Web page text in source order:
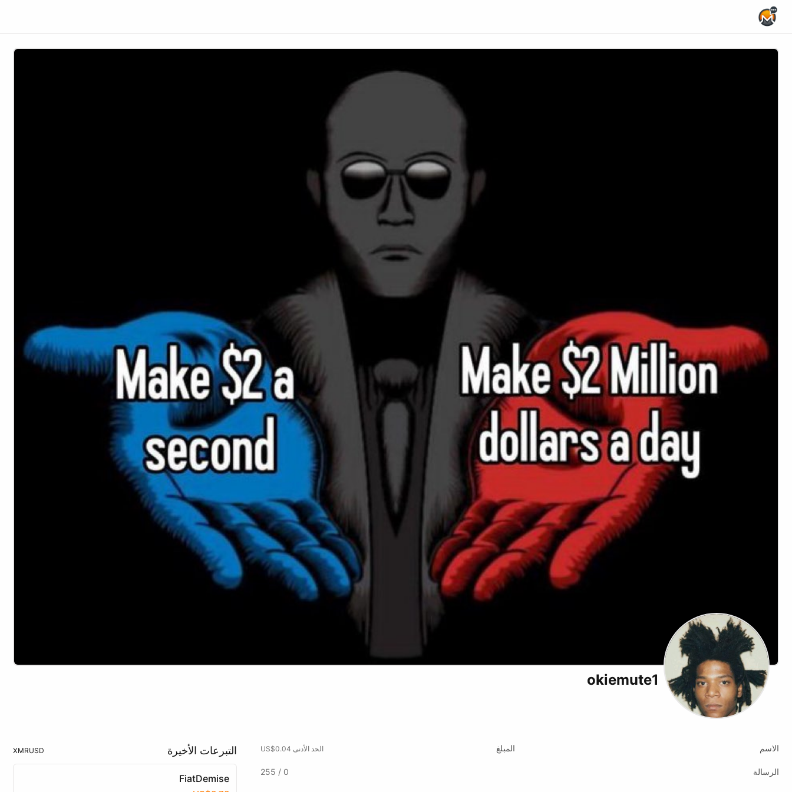
okiemute1
الاسم المبلغ الحد الأدنى US$0.04
الرسالة 0 / 255
التبرعات الأخيرة USD
XMR
FiatDemise